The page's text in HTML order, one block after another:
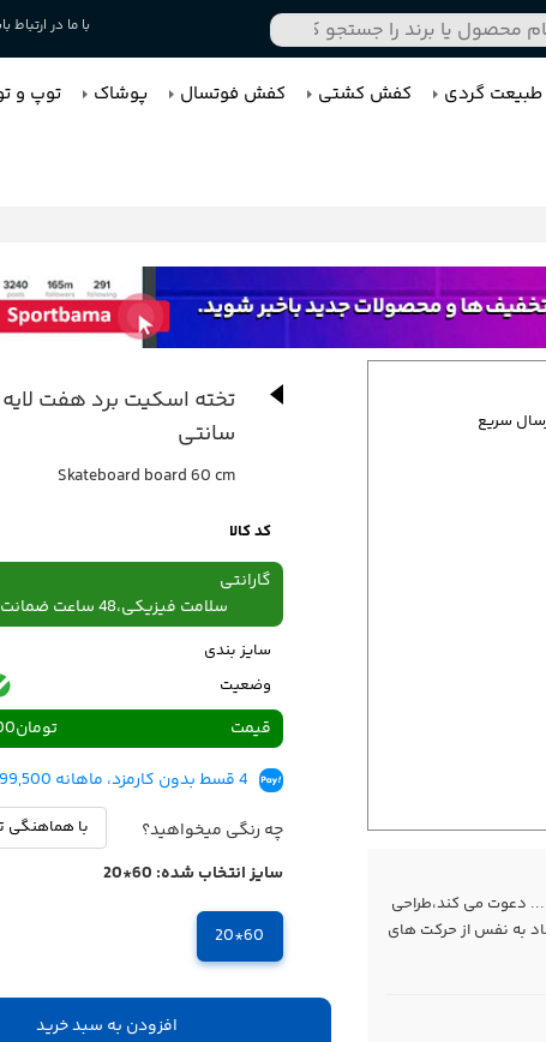
با ما در ارتباط
گردی کفش کشتی کفش فوتسال پوشاک توپ و
سریع
دعوت می کند،طراحی
به نفس از حرکت های
سانتی
Skateboard board 60 cm
کد کالا
گارانتی
سلامت فیزیکی،48 ساعت ضمانت بازگشت
سایز بندی
وضعیت
قیمت
تومان
4 قسط بدون کارمزد، ماهانه 499,500 تومان
چه رنگی میخواهید؟
سایز انتخاب شده: 60*20
60*20